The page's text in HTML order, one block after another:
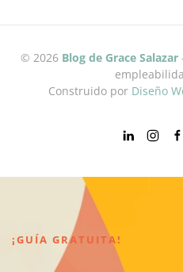
© 2026 Blog de Grace Salazar
Construido por Diseño
¡GUÍA GRATUITA!